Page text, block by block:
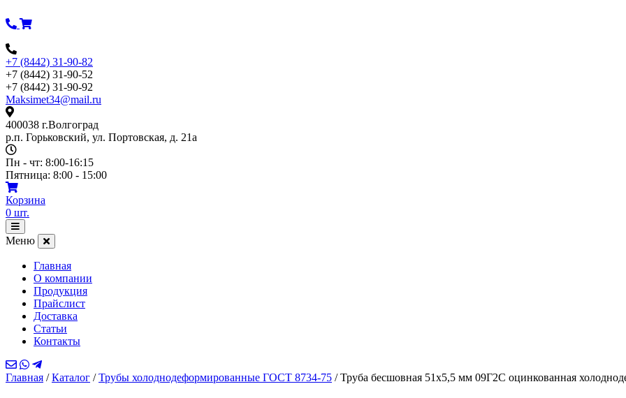
к
+7 (8442) 31-90-82
+7 (8442) 31-90-52
+7 (8442) 31-90-92
Maksimet34@mail.ru
400038 г.Волгоград
р.п. Горьковский, ул. Портовская, д. 21а
Пн - чт: 8:00-16:15
Пятница: 8:00 - 15:00
Корзина
0 шт.
Открыть
меню
Меню
Главная
О компании
Продукция
Прайслист
Доставка
Статьи
Контакты
Главная /Каталог /Трубы холоднодеформированные ГОСТ 8734-75 /Труба бесшовная 51х5,5 мм 09Г2С оцинкованная